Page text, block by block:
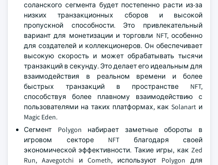
соланского сегмента будет постепенно расти из-за
низких транзакционных сборов и высокой
пропускной способности. Это привлекательный
вариант для монетизации и торговли NFT, особенно
для создателей и коллекционеров. Он обеспечивает
высокую скорость и может обрабатывать тысячи
транзакций в секунду. Это делает его идеальным для
взаимодействия в реальном времени и более
быстрых транзакций в пространстве NFT,
способствуя более плавному взаимодействию с
пользователями на таких платформах, как Solanart и
Magic Eden.
Сегмент Polygon набирает заметные обороты в
игровом секторе NFT благодаря своей
экономической эффективности. Такие игры, как Zed
Run, Aavegotchi и Cometh, используют Polygon для